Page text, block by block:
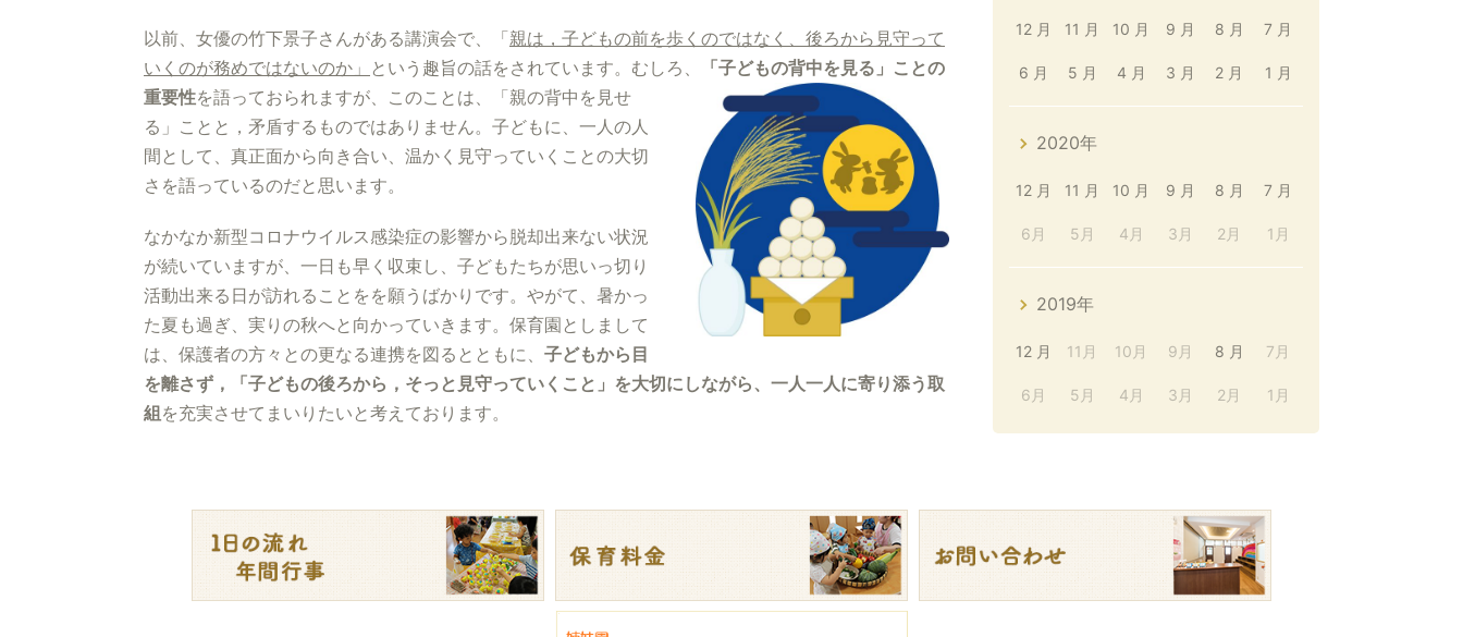
以前、女優の竹下景子さんがある講演会で、「親は，子どもの前を歩くのではなく、後ろから見守って
いくのが務めではないのか」 という趣旨の話をされています。むしろ、
「子どもの背中を見る」ことの
重要性を語っておられますが、このことは、「親の背中を見せ
る」ことと，矛盾するものではありません。子どもに、一人の人
間として、真正面から向き合い、温かく見守っていくことの大切
さを語っているのだと思います。
なかなか新型コロナウイルス感染症の影響から脱却出来ない状況
が続いていますが、一日も早く収束し、子どもたちが思いっ切り
活動出来る日が訪れることをを願うばかりです。やがて、暑かっ
た夏も過ぎ、実りの秋へと向かっていきます。保育園としまして
は、保護者の方々との更なる連携を図るとともに、 子どもから目
を離さず，「子どもの後ろから，そっと見守っていくこと」を大切にしながら、一人一人に寄り添う取
組 を充実させてまいりたいと考えております。
12 月 11 月 10 月 9 月 8 月 7 月
6 月 5 月 4 月 3 月 2 月 1 月
2020年
12 月 11 月 10 月 9 月 8 月 7 月
6月 5月 4月 3月 2月 1月
2019年
12 月 11月 10月 9月 8 月 7月
6月 5月 4月 3月 2月 1月